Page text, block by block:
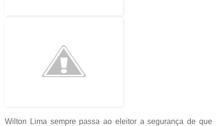
Wilton Lima sempre passa ao eleitor a segurança de que